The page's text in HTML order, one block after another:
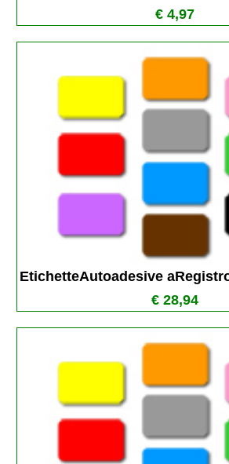
€ 4,97
EtichetteAutoadesive
€ 28,94